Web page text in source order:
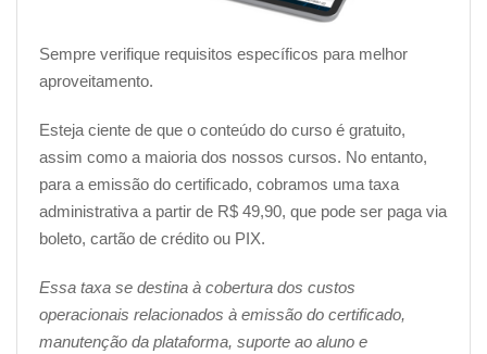
Sempre verifique requisitos específicos para melhor
aproveitamento.
Esteja ciente de que o conteúdo do curso é gratuito,
assim como a maioria dos nossos cursos. No entanto,
para a emissão do certificado, cobramos uma taxa
administrativa a partir de R$ 49,90, que pode ser paga via
boleto, cartão de crédito ou PIX.
Essa taxa se destina à cobertura dos custos
operacionais relacionados à emissão do certificado,
manutenção da plataforma, suporte ao aluno e